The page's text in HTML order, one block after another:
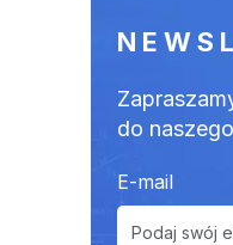
do
E-mail